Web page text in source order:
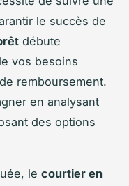
le succès de
débute
vos besoins
remboursement.
en analysant
des options
le courtier en